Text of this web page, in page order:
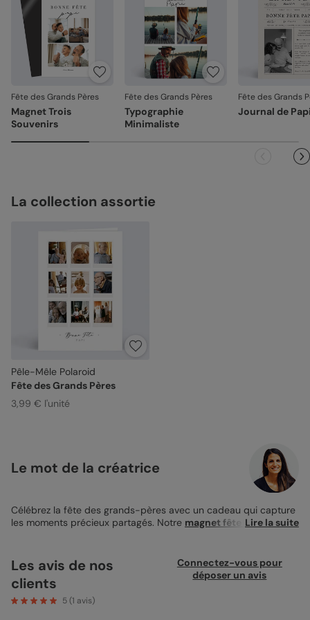
Fête des Grands Pères
Magnet Trois
Souvenirs
Fête des Grands Pères
Typographie
Minimaliste
Fête des Grands
Journal de
La collection assortie
Pêle-Mêle Polaroid
Fête des Grands Pères
3,99 € l'unité
Le mot de la créatrice
Célébrez la fête des grands-pères avec un cadeau qui capture
les moments précieux partagés. Notre magnet fête des
format pratique de 10x15 cm, ce magnet élégant est orné d'un
montage de photos Polaroid, chacune racontant une histoire
unique de complicité et de joie. Chaque image reflète des
instants de bonheur, depuis les éclats de rire aux doux
Lire la suite
Les avis de nos
clients
5(1 avis)
Connectez-vous pour
déposer un avis